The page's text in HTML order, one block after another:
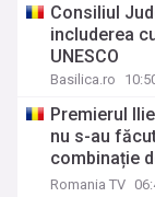
Consiliul
includerea
UNESCO
Basilica.ro
Premierul
nu s-au
combinație
Romania TV